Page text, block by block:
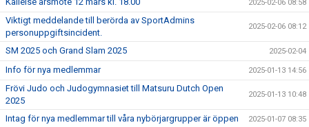
2025-02-06 08:58
Viktigt meddelande till berörda av SportAdmins
personuppgiftsincident.
2025-02-06 08:12
SM 2025 och Grand Slam 2025 2025-02-04
Info för nya medlemmar 2025-01-13 14:56
Frövi Judo och Judogymnasiet till Matsuru Dutch Open
2025
2025-01-13 10:48
Intag för nya medlemmar till våra nybörjargrupper är öppen 2025-01-07 08:35